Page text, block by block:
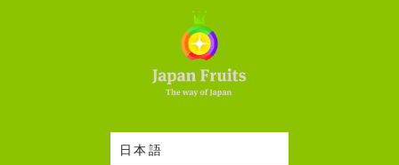
日本語
ปฎิทินการเก็บเกี่ยว